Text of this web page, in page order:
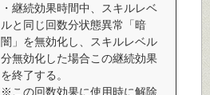
・継続効果時間中、スキルレベ
ルと同じ回数分状態異常「暗
闇」を無効化し、スキルレベル
分無効化した場合この継続効果
を終了する。
※この回数効果に使用時に解除